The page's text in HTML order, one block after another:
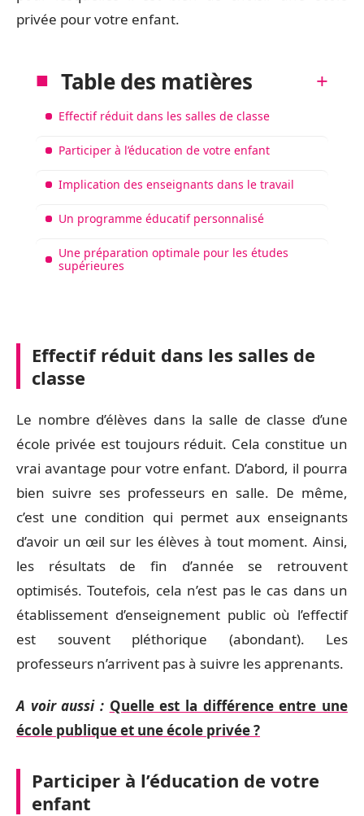
privée pour votre enfant.
Table des matières
Effectif réduit dans les salles de classe
Participer à l’éducation de votre enfant
Implication des enseignants dans le travail
Un programme éducatif personnalisé
Une préparation optimale pour les études
supérieures
Effectif réduit dans les salles de
classe
Le nombre d’élèves dans la salle de classe d’une
école privée est toujours réduit. Cela constitue un
vrai avantage pour votre enfant. D’abord, il pourra
bien suivre ses professeurs en salle. De même,
c’est une condition qui permet aux enseignants
d’avoir un œil sur les élèves à tout moment. Ainsi,
les résultats de fin d’année se retrouvent
optimisés. Toutefois, cela n’est pas le cas dans un
établissement d’enseignement public où l’effectif
est souvent pléthorique (abondant). Les
professeurs n’arrivent pas à suivre les apprenants.
A voir aussi : Quelle est la différence entre une
école publique et une école privée ?
Participer à l’éducation de votre
enfant